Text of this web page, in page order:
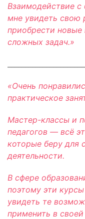
Взаимодействие
мне увидеть свою
приобрести
сложных задач.»
«Очень
практическое
Мастер-классы и
педагогов — всё
которые беру для
деятельности.
В сфере
поэтому эти
увидеть те
применить в своей